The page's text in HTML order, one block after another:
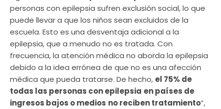
personas con epilepsia sufren exclusión social, lo que
puede llevar a que los niños sean excluidos de la
escuela. Esto es una desventaja adicional a la
epilepsia, que a menudo no es tratada. Con
frecuencia, la atención médica no aborda la epilepsia
debido a la idea errónea de que no es una afección
médica que pueda tratarse. De hecho, el 75% de
todas las personas con epilepsia en países de
ingresos bajos o medios no reciben tratamiento”,